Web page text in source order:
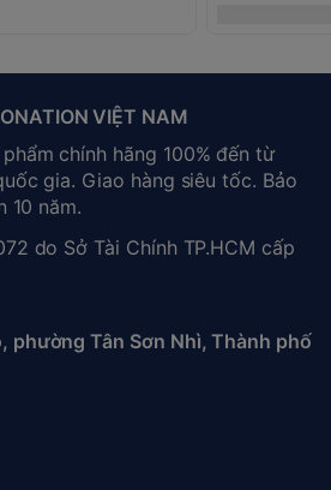
VIỆT NAM
chính hãng 100% đến từ
gia. Giao hàng siêu tốc. Bảo
10 năm.
do Sở Tài Chính TP.HCM cấp
phường Tân Sơn Nhì, Thành phố